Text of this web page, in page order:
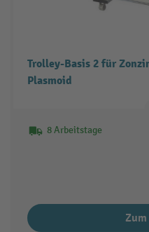
Trolley-Basis 2 für
Plasmoid
8 Arbeitstage